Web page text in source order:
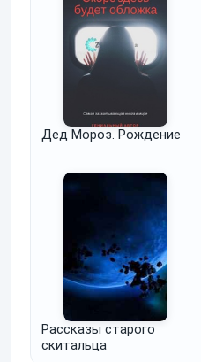
Дед Мороз. Рождение
Рассказы старого
скитальца